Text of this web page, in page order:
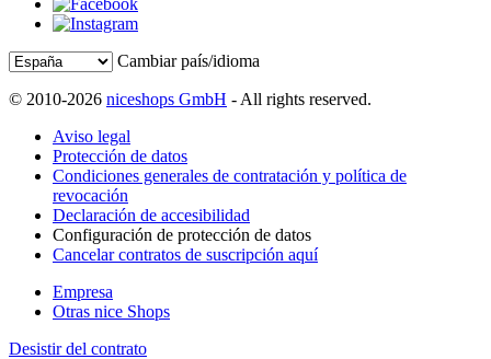
Cambiar país/idioma
© 2010-2026 niceshops GmbH - All rights reserved.
Aviso legal
Protección de datos
Condiciones generales de contratación y política de
revocación
Declaración de accesibilidad
Configuración de protección de datos
Cancelar contratos de suscripción aquí
Empresa
Otras nice Shops
Desistir del contrato